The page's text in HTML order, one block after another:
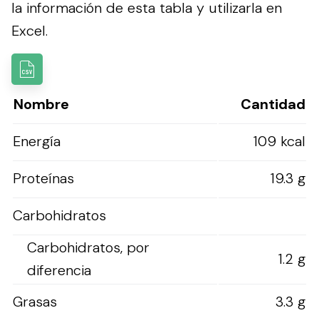
la información de esta tabla y utilizarla en
Excel.
Nombre
Cantidad
Energía
109 kcal
Proteínas
19.3 g
Carbohidratos
Carbohidratos, por
diferencia
1.2 g
Grasas
3.3 g